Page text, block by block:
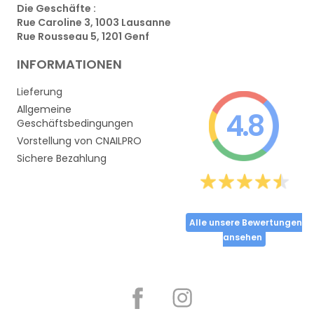
Die Geschäfte :
Rue Caroline 3, 1003 Lausanne
Rue Rousseau 5, 1201 Genf
INFORMATIONEN
Lieferung
Allgemeine
Geschäftsbedingungen
Vorstellung von CNAILPRO
Sichere Bezahlung
4.8
Alle unsere Bewertungen
ansehen